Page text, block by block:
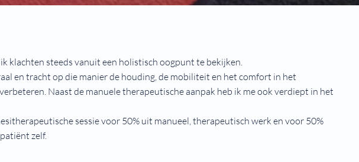
klachten steeds vanuit een holistisch oogpunt te bekijken.
en tracht op die manier de houding, de mobiliteit en het comfort in het
Naast de manuele therapeutische aanpak heb ik me ook verdiept in het
sessie voor 50% uit manueel, therapeutisch werk en voor 50%
zelf.